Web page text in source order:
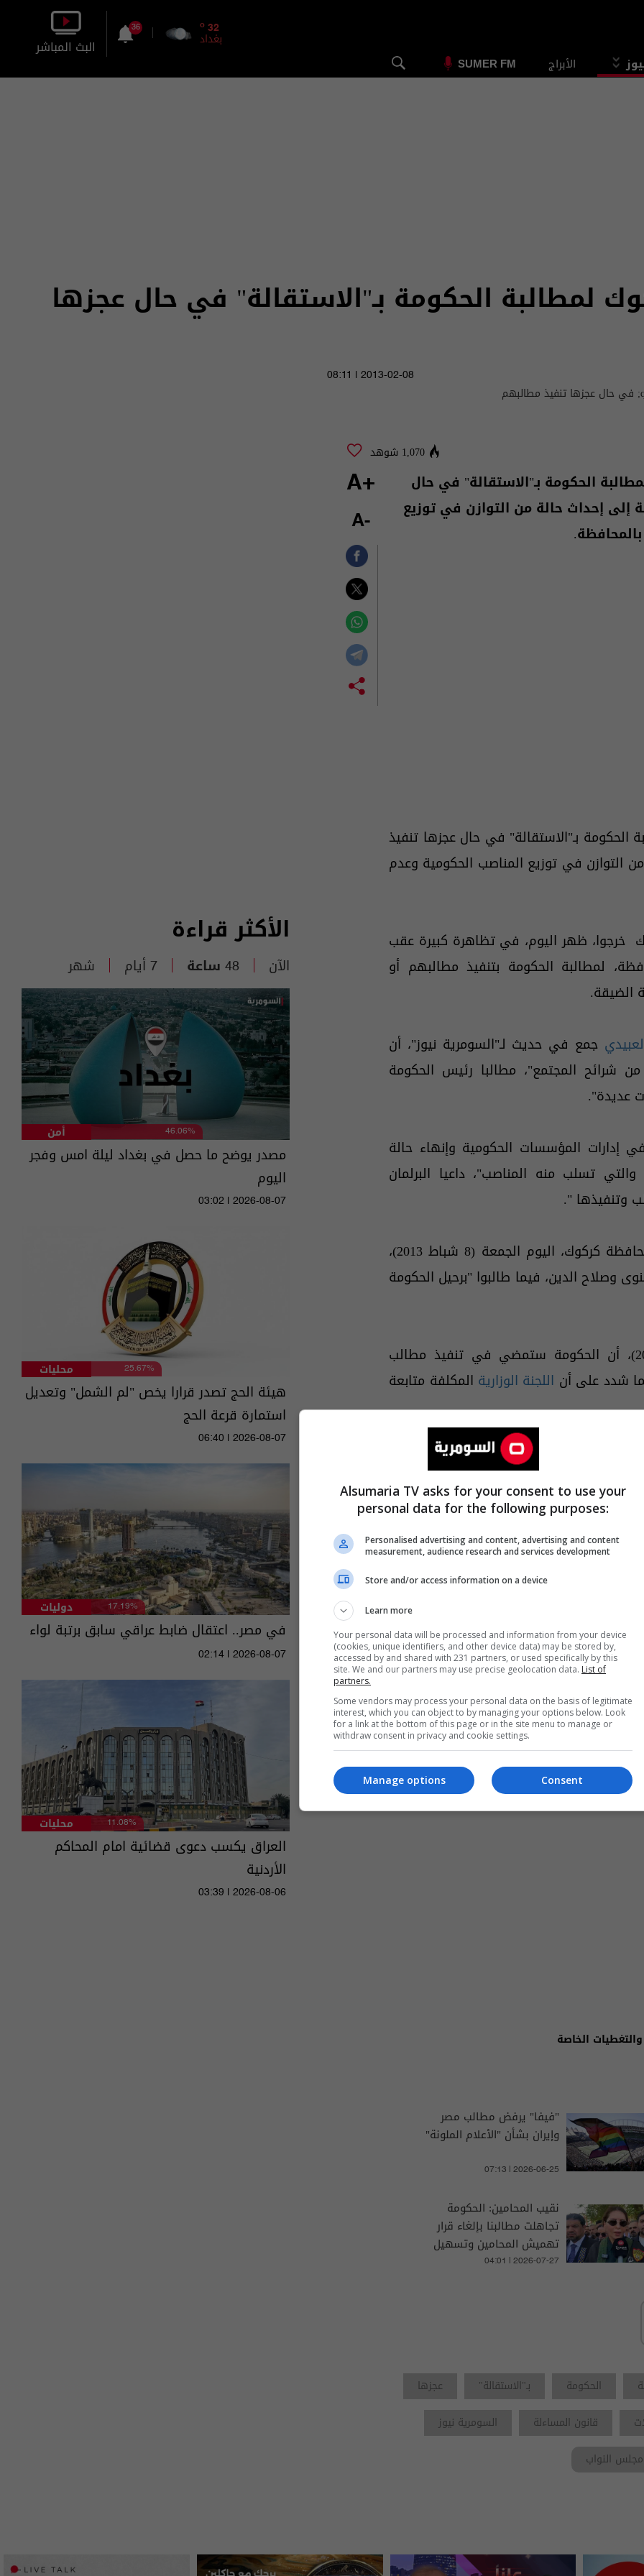
الأبراج SUMER FM
32
o
بغداد
36
البث المباشر
لمطالبة الحكومة بـ"الاستقالة" في حال عجزها
2013-02-08 | 08:11
1,070 شوهد
الحكومة بـ"الاستقالة" في حال
إلى إحداث حالة من التوازن في توزيع
الحكومة بـ"الاستقالة" في حال عجزها تنفيذ
التوازن في توزيع المناصب الحكومية وعدم
خرجوا، ظهر اليوم، في تظاهرة كبيرة عقب
لمطالبة الحكومة بتنفيذ مطالبهم أو
الضيقة.
جمع في حديث لـ"السومرية نيوز"، أن
المجتمع"، مطالبا رئيس الحكومة
عديدة".
إدارات المؤسسات الحكومية وإنهاء حالة
تسلب منه المناصب"، داعيا البرلمان
وتنفيذها ".
محافظة كركوك، اليوم الجمعة (8 شباط 2013)،
وصلاح الدين، فيما طالبوا "برحيل الحكومة
، ( مطلع شباط 2013)، أن الحكومة ستمضي في تنفيذ مطالب
شدد على أن اللجنة الوزارية المكلفة متابعة
وديالى وبعض مناطقبغداد
دين وشيوخ عشائر ومسؤولون محليون للمطالبة
"منتهكي أعراض" السجينات، فضلاً عن تغيير
وفي بعض مناطق بغداد تؤيد حكومة
والعدالة والمادة الرابعة من قانون
آثارها إلى قبة مجلس النواب
على أرض الواقع في ظل وجود رفض لها من
الخاصة
"فيفا" يرفض مطالب مصر
وإيران بشأن "الأعلام الملونة"
07:13 | 2026-06-25
نقيب المحامين: الحكومة
تجاهلت مطالبنا بإلغاء قرار
تهميش المحامين وتسهيل
الإجراءات
04:01 | 2026-07-27
الحكومة بـ"الاستقالة"
عجزها
قانون المساءلة
السومرية نيوز
مجلس النواب
+A
-A
الأكثر قراءة
الآن 48 ساعة 7 أيام شهر
أمن 46.06%
مصدر يوضح ما حصل في بغداد ليلة امس وفجر
اليوم
03:02 | 2026-08-07
محليات 25.67%
هيئة الحج تصدر قرارا يخص "لم الشمل" وتعديل
استمارة قرعة الحج
06:40 | 2026-08-07
دوليات 17.19%
في مصر.. اعتقال ضابط عراقي سابق برتبة لواء
02:14 | 2026-08-07
محليات 11.08%
العراق يكسب دعوى قضائية امام المحاكم
الأردنية
03:39 | 2026-08-06
Alsumaria TV asks for your consent to use your
personal data for the following purposes:
Personalised advertising and content, advertising and content
measurement, audience research and services development
Store and/or access information on a device
Learn more
Your personal data will be processed and information from your device
(cookies, unique identifiers, and other device data) may be stored by,
accessed by and shared with 231 partners, or used specifically by this
site. We and our partners may use precise geolocation data. List of
partners.
Some vendors may process your personal data on the basis of legitimate
interest, which you can object to by managing your options below. Look
for a link at the bottom of this page or in the site menu to manage or
withdraw consent in privacy and cookie settings.
Consent
Manage options